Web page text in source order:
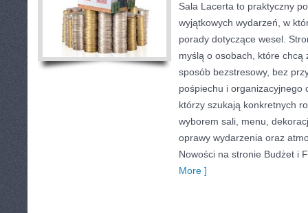
Sala Lacerta to praktyczny
wyjątkowych wydarzeń, w
porady dotyczące wesel.
myślą o osobach, które chcą
sposób bezstresowy, bez
pośpiechu i organizacyjnego
którzy szukają konkretnych
wyborem sali, menu,
oprawy wydarzenia oraz
Nowości na stronie Budżet i
More ]